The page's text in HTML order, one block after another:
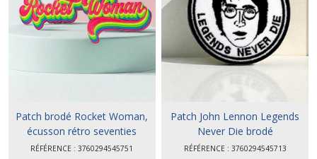
Patch brodé Rocket Woman,
écusson rétro seventies
RÉFÉRENCE : 3760294545751
Patch John Lennon Legends
Never Die brodé
RÉFÉRENCE : 3760294545713